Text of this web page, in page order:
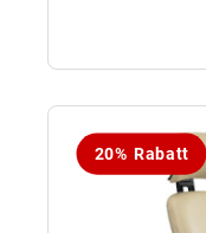
20% Rabatt